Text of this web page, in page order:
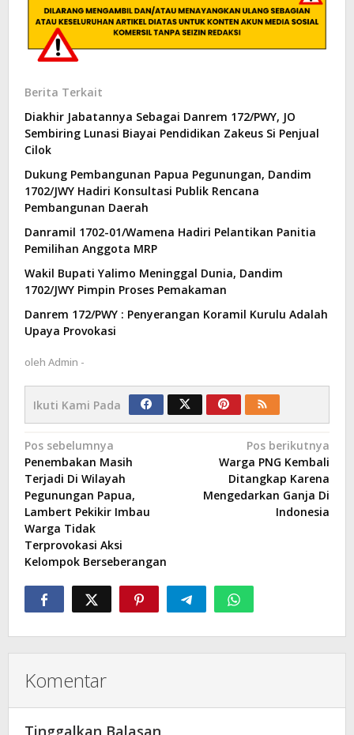
Berita Terkait
Diakhir Jabatannya Sebagai Danrem 172/PWY, JO
Sembiring Lunasi Biayai Pendidikan Zakeus Si Penjual
Cilok
Dukung Pembangunan Papua Pegunungan, Dandim
1702/JWY Hadiri Konsultasi Publik Rencana
Pembangunan Daerah
Danramil 1702-01/Wamena Hadiri Pelantikan Panitia
Pemilihan Anggota MRP
Wakil Bupati Yalimo Meninggal Dunia, Dandim
1702/JWY Pimpin Proses Pemakaman
Danrem 172/PWY : Penyerangan Koramil Kurulu Adalah
Upaya Provokasi
oleh Admin -
Ikuti Kami Pada
Navigasi
pos
Pos sebelumnya
Penembakan Masih
Terjadi Di Wilayah
Pegunungan Papua,
Lambert Pekikir Imbau
Warga Tidak
Terprovokasi Aksi
Kelompok Berseberangan
Pos berikutnya
Warga PNG Kembali
Ditangkap Karena
Mengedarkan Ganja Di
Indonesia
Komentar